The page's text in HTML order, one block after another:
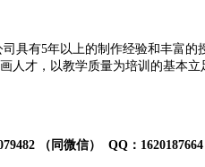
具有5年以上的制作经验和丰富的
人才，以教学质量为培训的基本立
（同微信） QQ：1620187664